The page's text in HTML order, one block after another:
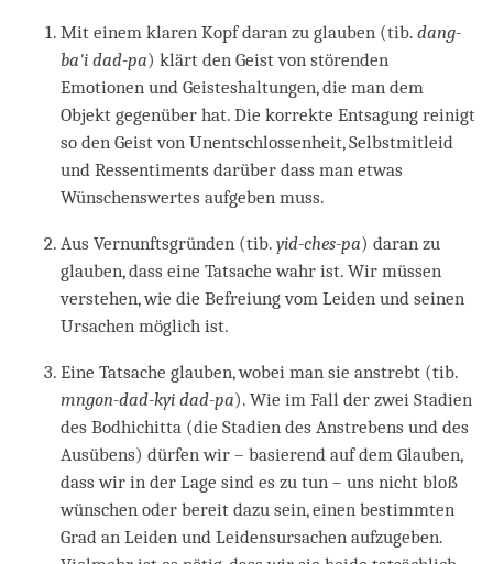
Mit einem klaren Kopf daran zu glauben (tib.dang-
ba'i dad-pa) klärt den Geist von störenden
Emotionen und Geisteshaltungen, die man dem
Objekt gegenüber hat. Die korrekte Entsagung reinigt
so den Geist von Unentschlossenheit, Selbstmitleid
und Ressentiments darüber dass man etwas
Wünschenswertes aufgeben muss.
Aus Vernunftsgründen (tib.yid-ches-pa) daran zu
glauben, dass eine Tatsache wahr ist. Wir müssen
verstehen, wie die Befreiung vom Leiden und seinen
Ursachen möglich ist.
Eine Tatsache glauben, wobei man sie anstrebt (tib.
mngon-dad-kyi dad-pa). Wie im Fall der zwei Stadien
des Bodhichitta (die Stadien des Anstrebens und des
Ausübens) dürfen wir – basierend auf dem Glauben,
dass wir in der Lage sind es zu tun – uns nicht bloß
wünschen oder bereit dazu sein, einen bestimmten
Grad an Leiden und Leidensursachen aufzugeben.